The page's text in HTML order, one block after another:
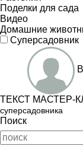
Поделки для сада
Видео
Домашние
Суперсадовник
ТЕКСТ МАСТЕР-
суперсадовника
Поиск